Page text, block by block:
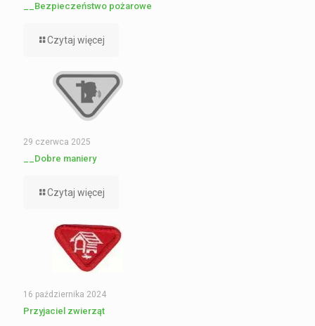
__Bezpieczeństwo pożarowe
Czytaj więcej
29 czerwca 2025
__Dobre maniery
Czytaj więcej
16 października 2024
Przyjaciel zwierząt